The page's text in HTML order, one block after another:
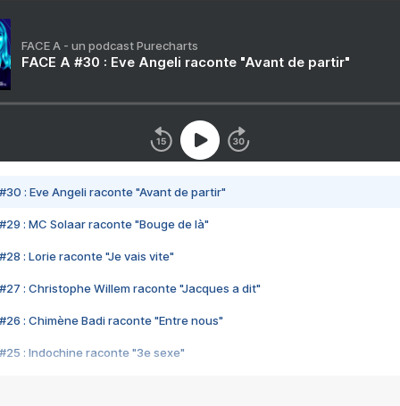
FACE A - un podcast Purecharts
FACE A #30 : Eve Angeli raconte "Avant de partir"
#30 : Eve Angeli raconte "Avant de partir"
#29 : MC Solaar raconte "Bouge de là"
#28 : Lorie raconte "Je vais vite"
#27 : Christophe Willem raconte "Jacques a dit"
#26 : Chimène Badi raconte "Entre nous"
#25 : Indochine raconte "3e sexe"